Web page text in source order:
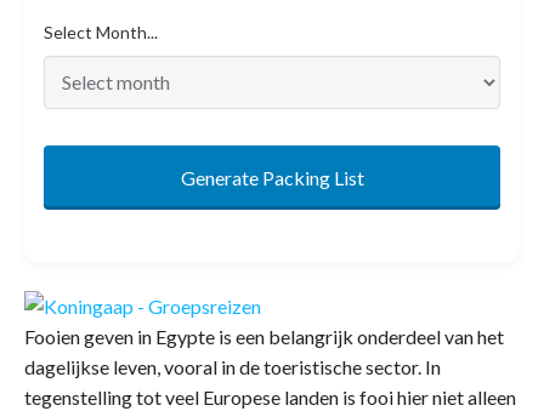
Select Month...
Generate Packing List
Fooien geven in Egypte is een belangrijk onderdeel van het
dagelijkse leven, vooral in de toeristische sector. In
tegenstelling tot veel Europese landen is fooi hier niet alleen